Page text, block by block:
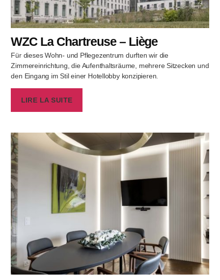
WZC La Chartreuse – Liège
Für dieses Wohn- und Pflegezentrum durften wir die
Zimmereinrichtung, die Aufenthaltsräume, mehrere Sitzecken und
den Eingang im Stil einer Hotellobby konzipieren.
LIRE LA SUITE